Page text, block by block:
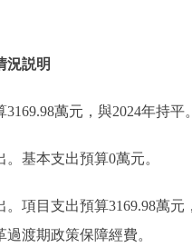
況説明
萬元，與2024年持平
基本支出預算0萬元。
目支出預算3169.98萬元
渡期政策保障經費。